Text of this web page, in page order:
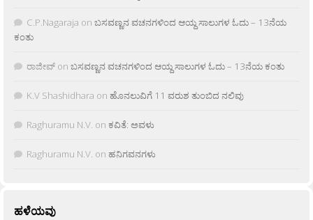
C.P.Nagaraja on ಬಸವಣ್ಣನ ವಚನಗಳಿಂದ ಆಯ್ದ ಸಾಲುಗಳ ಓದು – 13ನೆಯ
ಕಂತು
ರಾಜೀವ್ on ಬಸವಣ್ಣನ ವಚನಗಳಿಂದ ಆಯ್ದ ಸಾಲುಗಳ ಓದು – 13ನೆಯ ಕಂತು
K.V Shashidhara on ಹೊನಲುವಿಗೆ 11 ವರುಶ ತುಂಬಿದ ನಲಿವು
Raghuramu N.V. on ಕವಿತೆ: ಅವಳು
Raghuramu N.V. on ಹನಿಗವನಗಳು
ಹಳೆಯವು